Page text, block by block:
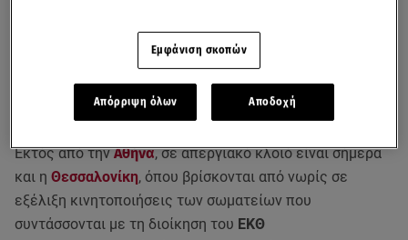
Εκτός από την Αθήνα, σε απεργιακό κλοιό είναι σήμερα
και η Θεσσαλονίκη, όπου βρίσκονται από νωρίς σε
εξέλιξη κινητοποιήσεις των σωματείων που
συντάσσονται με τη διοίκηση του ΕΚΘ
Εμφάνιση σκοπών
Απόρριψη όλων Αποδοχή